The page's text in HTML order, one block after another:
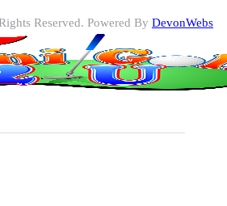
Reserved. Powered By DevonWebs